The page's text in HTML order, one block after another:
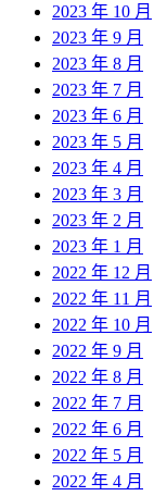
2023 年 10 月
2023 年 9 月
2023 年 8 月
2023 年 7 月
2023 年 6 月
2023 年 5 月
2023 年 4 月
2023 年 3 月
2023 年 2 月
2023 年 1 月
2022 年 12 月
2022 年 11 月
2022 年 10 月
2022 年 9 月
2022 年 8 月
2022 年 7 月
2022 年 6 月
2022 年 5 月
2022 年 4 月